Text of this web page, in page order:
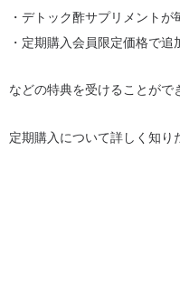
・デトック酢サプリメントが
・定期購入会員限定価格で追
などの特典を受けることがで
定期購入について詳しく知り